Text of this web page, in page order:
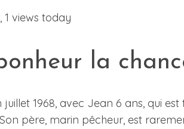
, 1 views today
la
juillet 1968, avec Jean 6 ans, qui
père, marin pêcheur, est